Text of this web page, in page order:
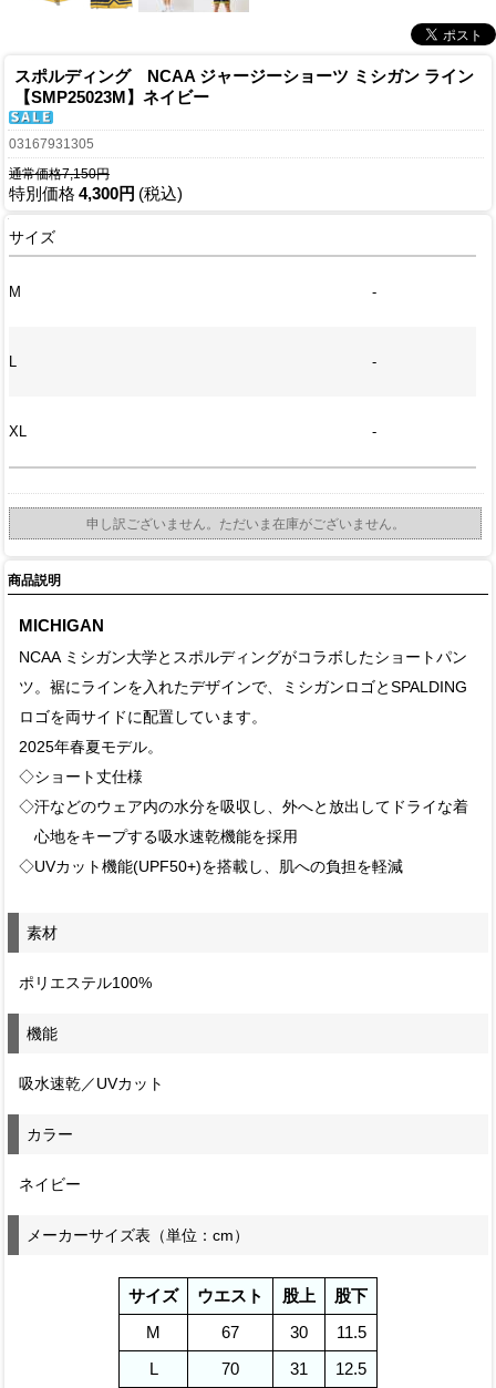
スポルディング NCAA ジャージーショーツ ミシガン ライン
【SMP25023M】ネイビー
03167931305
通常価格7,150円
特別価格 4,300円 (税込)
サイズ
M -
L -
XL -
申し訳ございません。ただいま在庫がございません。
商品説明
MICHIGAN
NCAA ミシガン大学とスポルディングがコラボしたショートパン
ツ。裾にラインを入れたデザインで、ミシガンロゴとSPALDING
ロゴを両サイドに配置しています。
2025年春夏モデル。
◇ショート丈仕様
◇汗などのウェア内の水分を吸収し、外へと放出してドライな着
心地をキープする吸水速乾機能を採用
◇UVカット機能(UPF50+)を搭載し、肌への負担を軽減
素材
ポリエステル100%
機能
吸水速乾／UVカット
カラー
ネイビー
メーカーサイズ表（単位：cm）
サイズ ウエスト 股上
股下
M
67 30
11.5
L
70 31
12.5